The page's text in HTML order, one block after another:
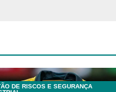
DE RISCOS E SEGURANÇA